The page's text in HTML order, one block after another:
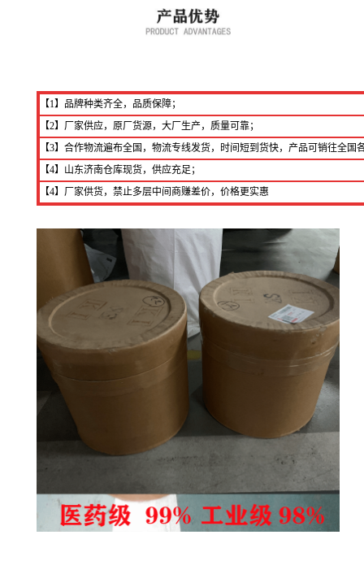
【1】品牌种类齐全，品质保障；
【2】厂家供应，原厂货源，大厂生产，质量可靠；
【3】合作物流遍布全国，物流专线发货，时间短到货快，产品可销往全国
【4】山东济南仓库现货，供应充足；
【4】厂家供货，禁止多层中间商赚差价，价格更实惠